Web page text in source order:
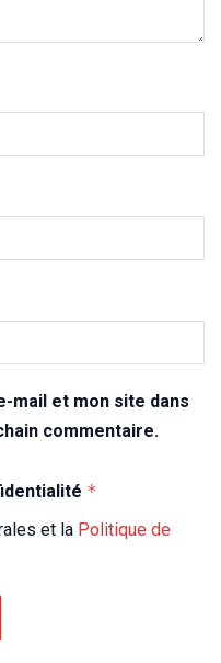
mail et mon site dans
commentaire.
*
et la Politique de